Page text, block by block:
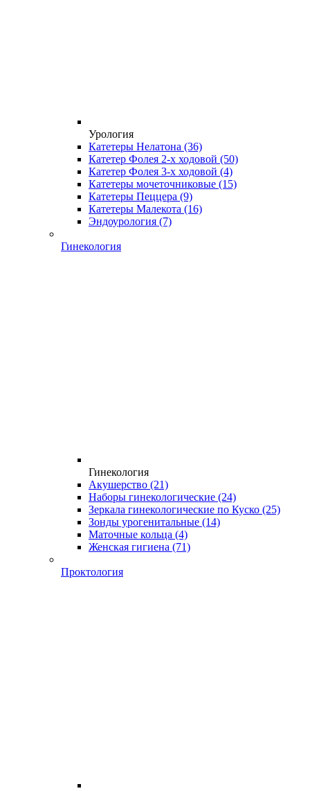
Урология
Катетеры Нелатона (36)
Катетер Фолея 2-х ходовой (50)
Катетер Фолея 3-х ходовой (4)
Катетеры мочеточниковые (15)
Катетеры Пеццера (9)
Катетеры Малекота (16)
Эндоурология (7)
Гинекология
Гинекология
Акушерство (21)
Наборы гинекологические (24)
Зеркала гинекологические по Куско (25)
Зонды урогенитальные (14)
Маточные кольца (4)
Женская гигиена (71)
Проктология